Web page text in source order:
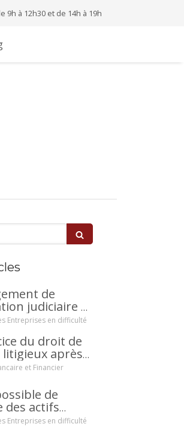
9h à 12h30 et de 14h à 19h
de
judiciaire a
à votre
appel ?
Entreprises en difficulté
du droit de
après
de
pour le
ou la caution.
et Financier
de
des actifs
la période
Entreprises en difficulté